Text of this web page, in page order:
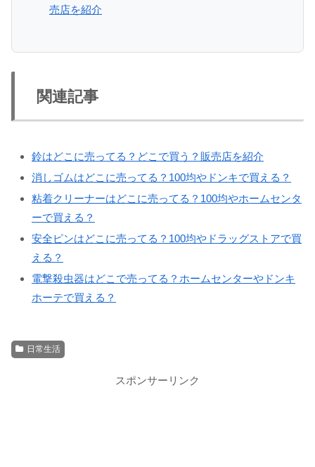
売店を紹介
関連記事
鈴はどこに売ってる？どこで買う？販売店を紹介
消しゴムはどこに売ってる？100均やドンキで買える？
粘着クリーナーはどこに売ってる？100均やホームセンタ
ーで買える？
安全ピンはどこに売ってる？100均やドラッグストアで買
える？
電撃殺虫器はどこで売ってる？ホームセンターやドンキ
ホーテで買える？
日常生活
スポンサーリンク